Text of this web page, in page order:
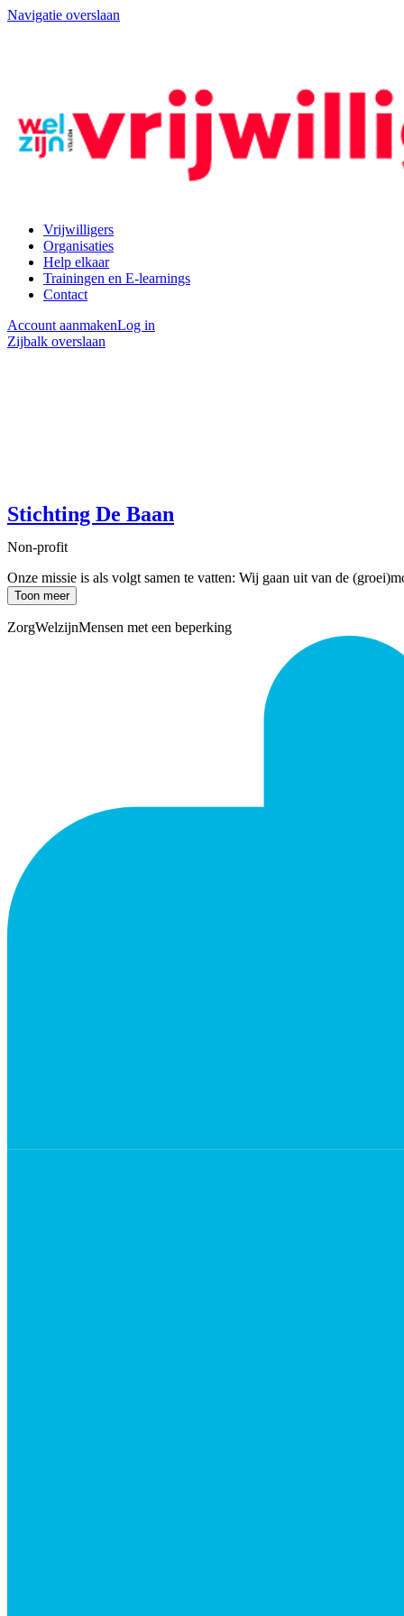
Navigatie overslaan
Vrijwilligers
Organisaties
Help elkaar
Trainingen en E-learnings
Contact
Account aanmakenLog in
Zijbalk overslaan
Stichting De Baan
Non-profit
Onze missie is als volgt samen te vatten: Wij gaan uit van de
Toon meer
ZorgWelzijnMensen met een beperking